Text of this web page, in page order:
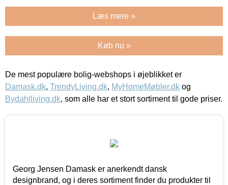
Læs mere »
Køb nu »
De mest populære bolig-webshops i øjeblikket er
Damask.dk, TrendyLiving.dk, MyHomeMøbler.dk og
Bydahlliving.dk, som alle har et stort sortiment til gode priser.
Georg Jensen Damask er anerkendt dansk
designbrand, og i deres sortiment finder du produkter til